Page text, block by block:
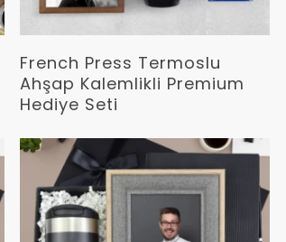
Devamını Oku
French Press Termoslu
Ahşap Kalemlikli Premium
Hediye Seti